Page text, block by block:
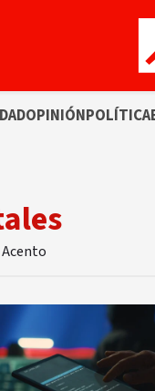
OPINIÓNPOLÍTICA